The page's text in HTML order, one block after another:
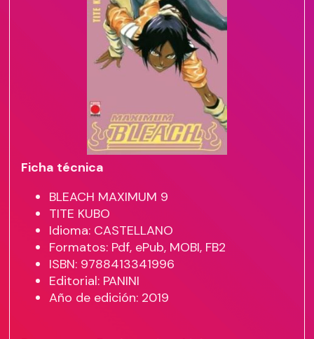
Ficha técnica
BLEACH MAXIMUM 9
TITE KUBO
Idioma: CASTELLANO
Formatos: Pdf, ePub, MOBI, FB2
ISBN: 9788413341996
Editorial: PANINI
Año de edición: 2019